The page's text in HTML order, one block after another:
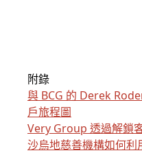
附錄
與 BCG 的 Derek
戶旅程圖
Very Group 透過解鎖
沙烏地慈善機構如何